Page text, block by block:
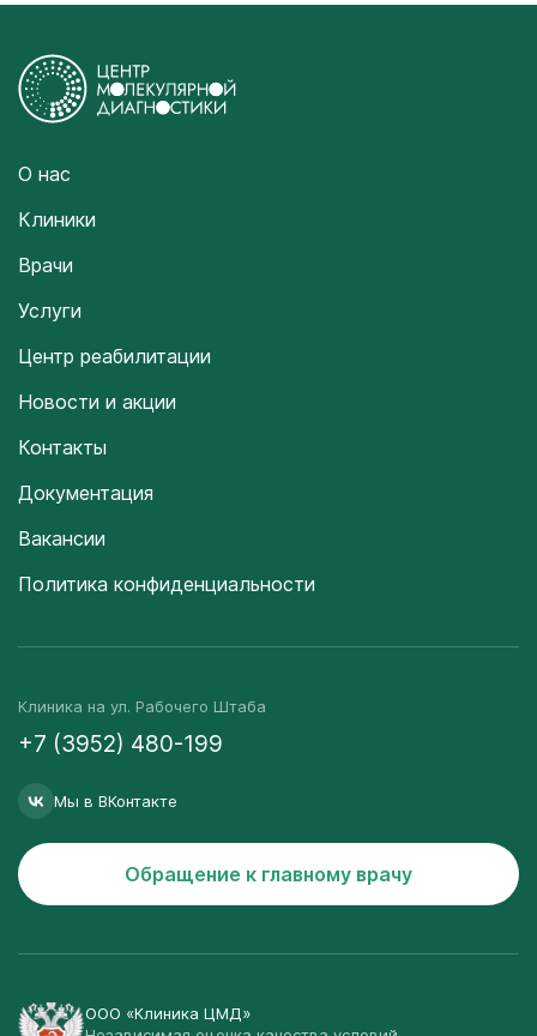
О нас
Клиники
Врачи
Услуги
Центр реабилитации
Новости и акции
Контакты
Документация
Вакансии
Политика конфиденциальности
Клиника на ул. Рабочего Штаба
+7 (3952) 480-199
Мы в ВКонтакте
Обращение к главному врачу
ООО «Клиника ЦМД»